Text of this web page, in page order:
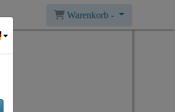
Warenkorb -